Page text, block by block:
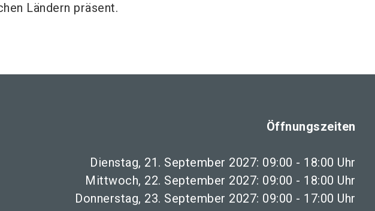
Ländern präsent.
Öffnungszeiten
Dienstag, 21. September 2027: 09:00 - 18:00 Uhr
Mittwoch, 22. September 2027: 09:00 - 18:00 Uhr
Donnerstag, 23. September 2027: 09:00 - 17:00 Uhr